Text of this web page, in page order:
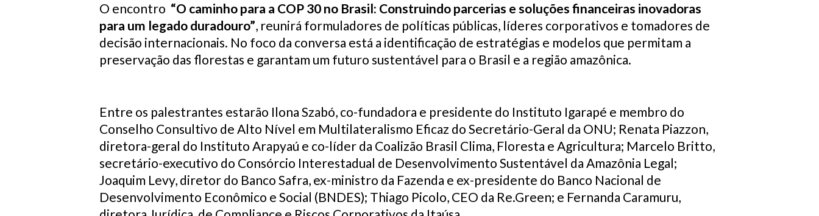
O encontro “O caminho para a COP 30 no Brasil: Construindo parcerias e soluções financeiras inovadoras
para um legado duradouro”, reunirá formuladores de políticas públicas, líderes corporativos e tomadores de
decisão internacionais. No foco da conversa está a identificação de estratégias e modelos que permitam a
preservação das florestas e garantam um futuro sustentável para o Brasil e a região amazônica.
Entre os palestrantes estarão Ilona Szabó, co-fundadora e presidente do Instituto Igarapé e membro do
Conselho Consultivo de Alto Nível em Multilateralismo Eficaz do Secretário-Geral da ONU; Renata Piazzon,
diretora-geral do Instituto Arapyaú e co-líder da Coalizão Brasil Clima, Floresta e Agricultura; Marcelo Britto,
secretário-executivo do Consórcio Interestadual de Desenvolvimento Sustentável da Amazônia Legal;
Joaquim Levy, diretor do Banco Safra, ex-ministro da Fazenda e ex-presidente do Banco Nacional de
Desenvolvimento Econômico e Social (BNDES); Thiago Picolo, CEO da Re.Green; e Fernanda Caramuru,